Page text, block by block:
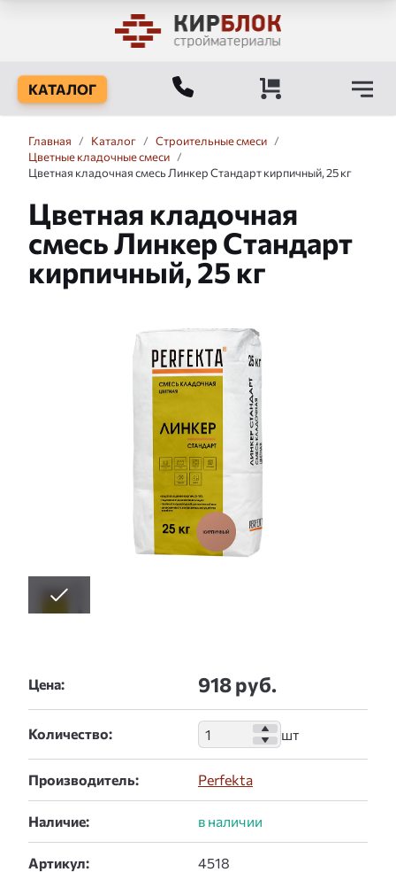
КАТАЛОГ
Главная / Каталог / Строительные смеси /
Цветные кладочные смеси /
Цветная кладочная смесь Линкер Стандарт кирпичный, 25 кг
Цветная кладочная
смесь Линкер Стандарт
кирпичный, 25 кг
Цена: 918 руб.
Количество:
Производитель: Perfekta
Наличие:
Артикул: